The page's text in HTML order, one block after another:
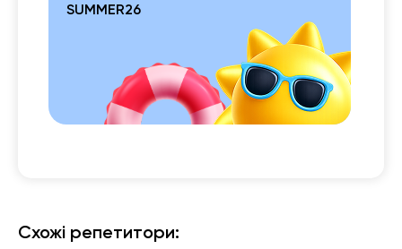
SUMMER26
Схожі репетитори: